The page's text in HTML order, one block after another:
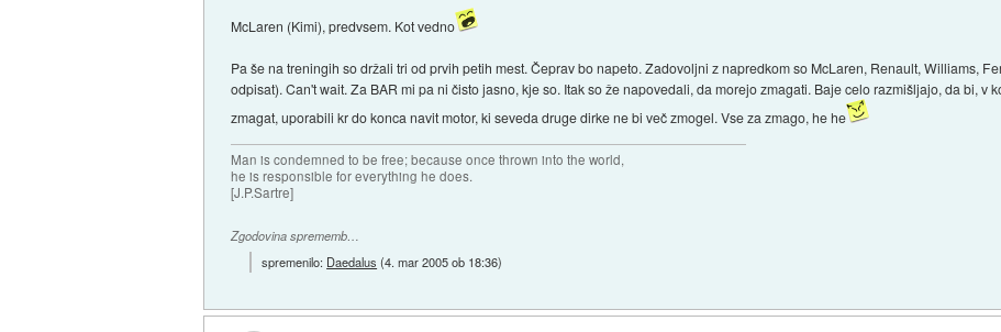
McLaren (Kimi), predvsem. Kot vedno
Pa še na treningih so držali tri od prvih petih mest. Čeprav bo napeto. Zadovoljni z napredkom so McLaren, Renault, Williams,
odpisat). Can't wait. Za BAR mi pa ni čisto jasno, kje so. Itak so že napovedali, da morejo zmagati. Baje celo razmišljajo, da bi, v
zmagat, uporabili kr do konca navit motor, ki seveda druge dirke ne bi več zmogel. Vse za zmago, he he
Man is condemned to be free; because once thrown into the world,
he is responsible for everything he does.
[J.P.Sartre]
Zgodovina sprememb…
spremenilo: Daedalus (4. mar 2005 ob 18:36)